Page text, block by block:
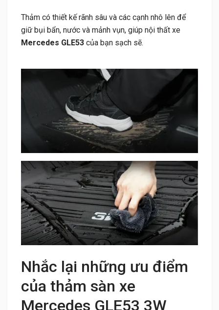
Thảm có thiết kế rãnh sâu và các cạnh nhô lên để
giữ bụi bẩn, nước và mảnh vụn, giúp nội thất xe
Mercedes GLE53 của bạn sạch sẽ.
Nhắc lại những ưu điểm
của thảm sàn xe
Mercedes GLE53 3W